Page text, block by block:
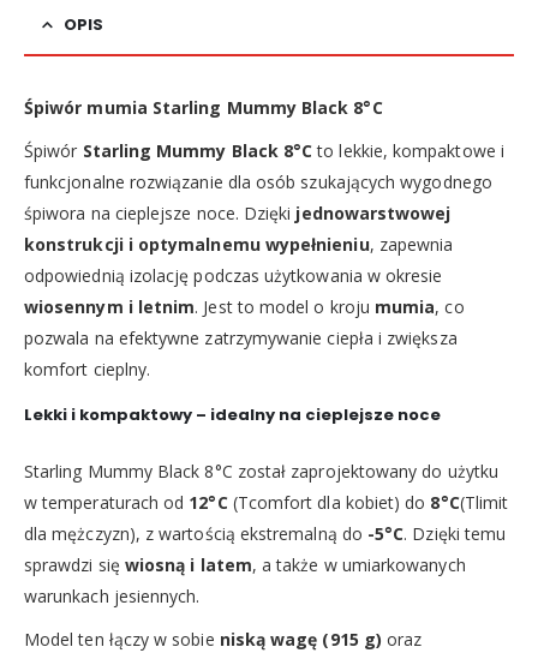
OPIS
Śpiwór mumia Starling Mummy Black 8°C
Śpiwór Starling Mummy Black 8°Cto lekkie, kompaktowe i
funkcjonalne rozwiązanie dla osób szukających wygodnego
śpiwora na cieplejsze noce. Dzięki jednowarstwowej
konstrukcji i optymalnemu wypełnieniu, zapewnia
odpowiednią izolację podczas użytkowania w okresie
wiosennym i letnim. Jest to model o kroju mumia, co
pozwala na efektywne zatrzymywanie ciepła i zwiększa
komfort cieplny.
Lekki i kompaktowy – idealny na cieplejsze noce
Starling Mummy Black 8°C został zaprojektowany do użytku
w temperaturach od 12°C(Tcomfort dla kobiet) do 8°C(Tlimit
dla mężczyzn), z wartością ekstremalną do -5°C. Dzięki temu
sprawdzi się wiosną i latem, a także w umiarkowanych
warunkach jesiennych.
Model ten łączy w sobie niską wagę (915 g) oraz